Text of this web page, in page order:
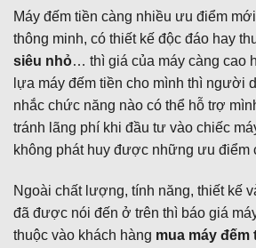
Máy đếm tiền càng nhiều ưu điểm
thông minh, có thiết kế độc đáo hay
siêu nhỏ… thì giá của máy càng cao
lựa máy đếm tiền cho mình thì người
nhắc chức năng nào có thể hỗ trợ
tránh lãng phí khi đầu tư vào chiếc
không phát huy được những ưu điểm
Ngoài chất lượng, tính năng, thiết kế
đã được nói đến ở trên thì báo giá
thuộc vào khách hàng mua máy đếm